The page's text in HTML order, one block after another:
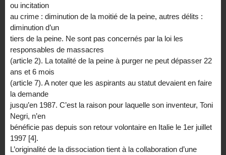
ou incitation
au crime : diminution de la moitié de la peine, autres délits :
diminution d’un
tiers de la peine. Ne sont pas concernés par la loi les
responsables de massacres
(article 2). La totalité de la peine à purger ne peut dépasser 22
ans et 6 mois
(article 7). A noter que les aspirants au statut devaient en faire
la demande
jusqu’en 1987. C’est la raison pour laquelle son inventeur, Toni
Negri, n’en
bénéficie pas depuis son retour volontaire en Italie le 1er juillet
1997 [4].
L’originalité de la dissociation tient à la collaboration d’une